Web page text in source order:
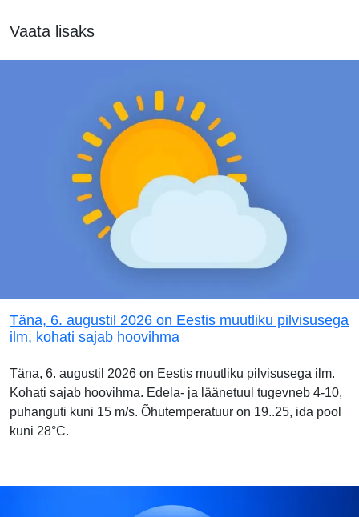
Vaata lisaks
Täna, 6. augustil 2026 on Eestis muutliku pilvisusega
ilm, kohati sajab hoovihma
Täna, 6. augustil 2026 on Eestis muutliku pilvisusega ilm.
Kohati sajab hoovihma. Edela- ja läänetuul tugevneb 4-10,
puhanguti kuni 15 m/s. Õhutemperatuur on 19..25, ida pool
kuni 28°C.